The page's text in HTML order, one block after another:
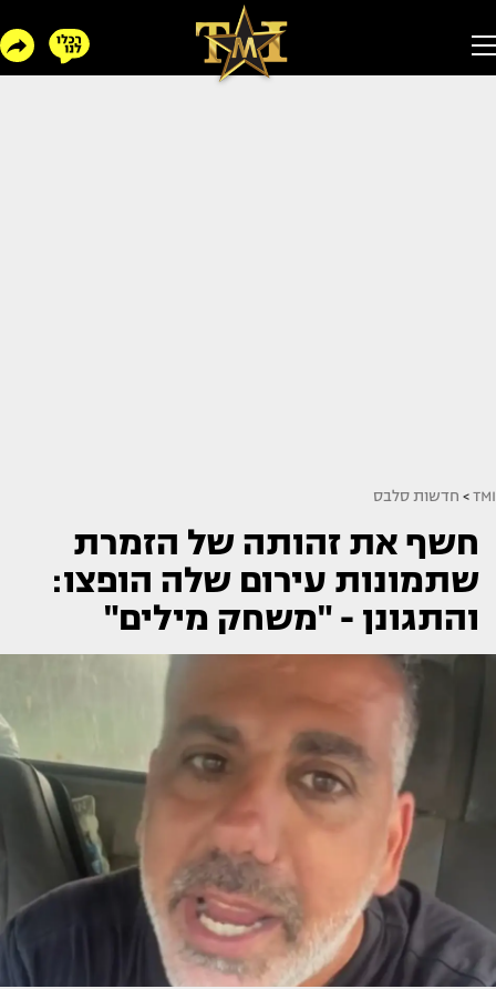
TMI
> חדשות סלבס
חשף את זהותה של הזמרת
שתמונות עירום שלה הופצו:
והתגונן - "משחק מילים"